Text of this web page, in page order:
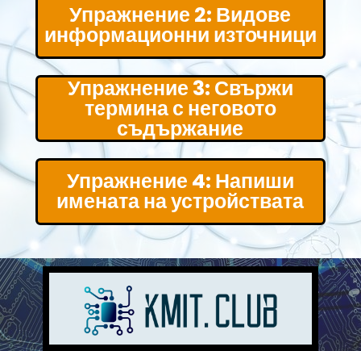
Упражнение 2: Видове
информационни източници
Упражнение 3: Свържи
термина с неговото
съдържание
Упражнение 4: Напиши
имената на устройствата